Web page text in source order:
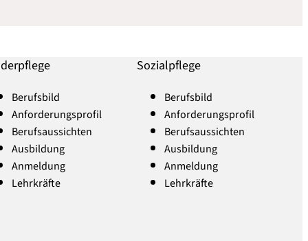
Berufsbild
Anforderungsprofil
Berufsaussichten
Ausbildung
Anmeldung
Lehrkräfte
Sozialpflege
Berufsbild
Anforderungsprofil
Berufsaussichten
Ausbildung
Anmeldung
Lehrkräfte